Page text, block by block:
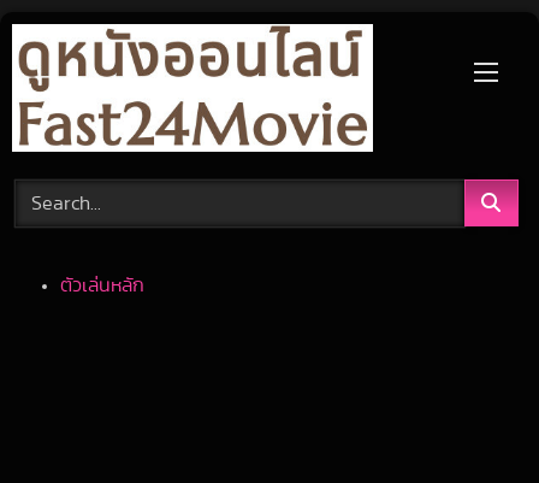
Skip
content
ตัวเล่นหลัก